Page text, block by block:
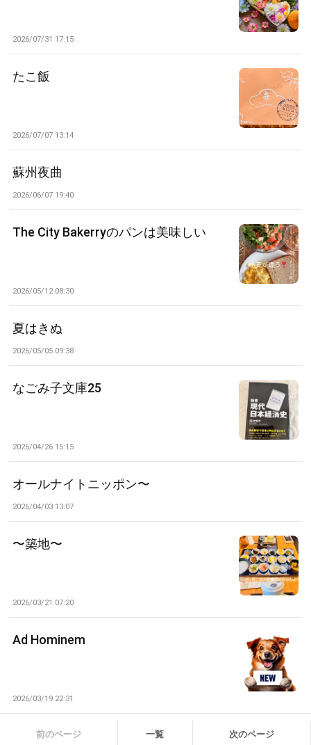
2026/07/31 17:15
たこ飯
2026/07/07 13:14
蘇州夜曲
2026/06/07 19:40
The City Bakerryのパンは美味しい
2026/05/12 08:30
夏はきぬ
2026/05/05 09:38
なごみ子文庫25
2026/04/26 15:15
オールナイトニッポン〜
2026/04/03 13:07
〜築地〜
2026/03/21 07:20
Ad Hominem
2026/03/19 22:31
前のページ 一覧 次のページ